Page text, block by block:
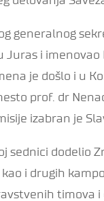
generalnog
Juras i
je došlo i u
prof. dr
izabran je
sednici dodelio
i drugih
timova